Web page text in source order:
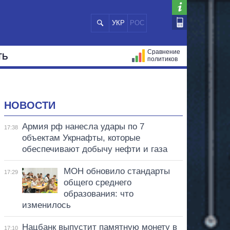
УКР РОС
Сравнение
политиков
НОВОСТИ
17:38
Армия рф нанесла удары по 7
объектам Укрнафты, которые
обеспечивают добычу нефти и газа
17:29
МОН обновило стандарты
общего среднего
образования: что
изменилось
17:10
Нацбанк выпустит памятную монету в